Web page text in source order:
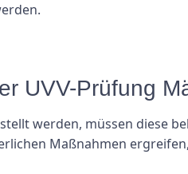
UVV-Prüfung
werden, müssen diese
Maßnahmen